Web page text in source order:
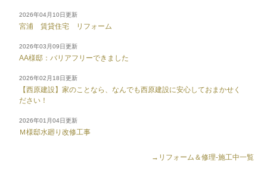
2026年04月10日更新
宮浦 賃貸住宅 リフォーム
2026年03月09日更新
AA様邸：バリアフリーできました
2026年02月18日更新
【西原建設】家のことなら、なんでも西原建設に安心しておまかせく
ださい！
2026年01月04日更新
Ｍ様邸水廻り改修工事
→リフォーム＆修理-施工中一覧